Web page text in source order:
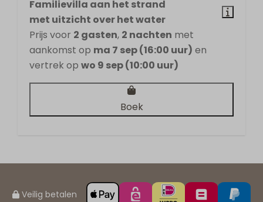
Familievilla aan het strand
met uitzicht over het water
Prijs voor 2 gasten, 2 nachten met
aankomst op ma 7 sep (16:00 uur) en
vertrek op wo 9 sep (10:00 uur)
Boek
Veilig betalen